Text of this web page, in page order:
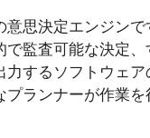
思決定エンジン
監査可能な決定
するソフトウェ
ランナーが作業